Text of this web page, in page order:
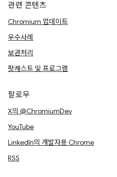
관련 콘텐츠
Chromium 업데이트
우수사례
보관처리
팟캐스트 및 프로그램
팔로우
X의 @ChromiumDev
YouTube
LinkedIn의 개발자용 Chrome
RSS